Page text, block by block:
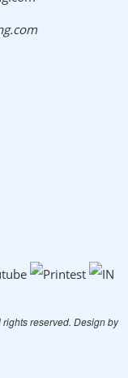
reserved. Design by